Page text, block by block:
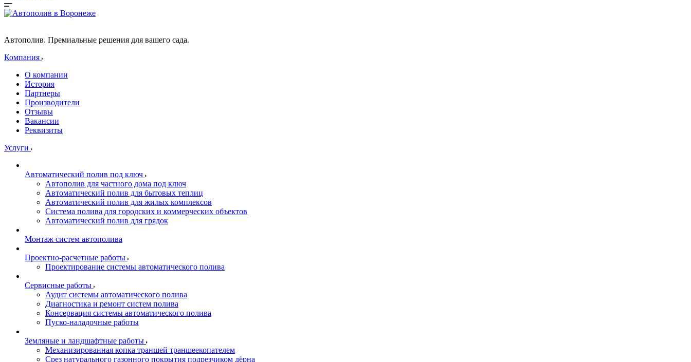
Автополив. Премиальные решения для вашего сада.
Компания
О компании
История
Партнеры
Производители
Отзывы
Вакансии
Реквизиты
Услуги
Автоматический полив под ключ
Автополив для частного дома под ключ
Автоматический полив для бытовых теплиц
Автоматический полив для жилых комплексов
Система полива для городских и коммерческих объектов
Автоматический полив для грядок
Монтаж систем автополива
Проектно-расчетные работы
Проектирование системы автоматического полива
Сервисные работы
Аудит системы автоматического полива
Диагностика и ремонт систем полива
Консервация системы автоматического полива
Пуско-наладочные работы
Земляные и ландшафтные работы
Механизированная копка траншей траншеекопателем
Срез натурального газонного покрытия подрезчиком дёрна